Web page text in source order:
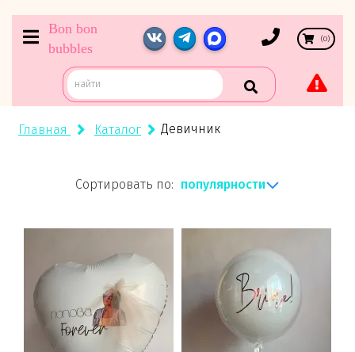
Bon bon
bubbles
(0)
Главная Каталог Девичник
Сортировать по: популярности